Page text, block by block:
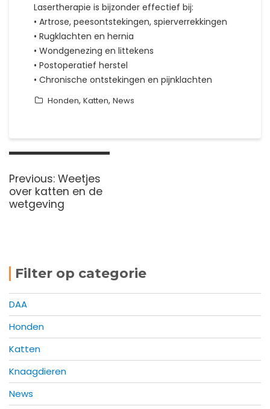
Lasertherapie is bijzonder effectief bij:
• Artrose, peesontstekingen, spierverrekkingen
• Rugklachten en hernia
• Wondgenezing en littekens
• Postoperatief herstel
• Chronische ontstekingen en pijnklachten
Honden, Katten, News
Bericht
navigatie
Previous: Previous
post:
Weetjes
over katten en de
wetgeving
Filter op categorie
DAA
Honden
Katten
Knaagdieren
News